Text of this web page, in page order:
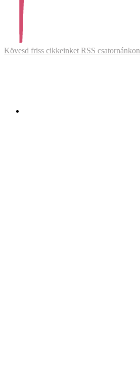
Kövesd friss cikkeinket RSS csatornánkon